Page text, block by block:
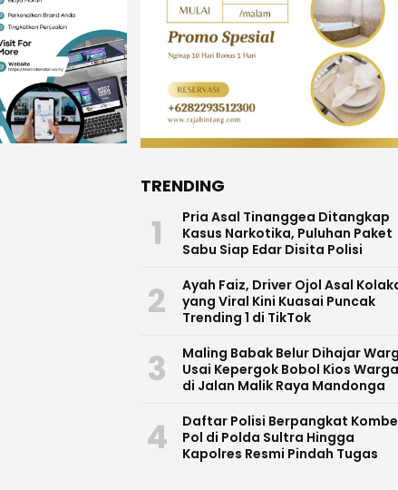
TRENDING
1
Pria Asal Tinanggea Ditangkap
Kasus Narkotika, Puluhan Paket
Sabu Siap Edar Disita Polisi
2
Ayah Faiz, Driver Ojol Asal
yang Viral Kini Kuasai Puncak
Trending 1 di TikTok
3
Maling Babak Belur Dihajar
Usai Kepergok Bobol Kios Warga
di Jalan Malik Raya Mandonga
4
Daftar Polisi Berpangkat
Pol di Polda Sultra Hingga
Kapolres Resmi Pindah Tugas